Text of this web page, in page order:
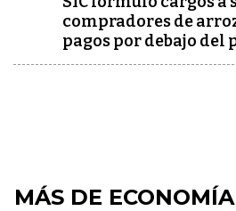
compradores de
pagos por debajo del
MÁS DE ECONOMÍA